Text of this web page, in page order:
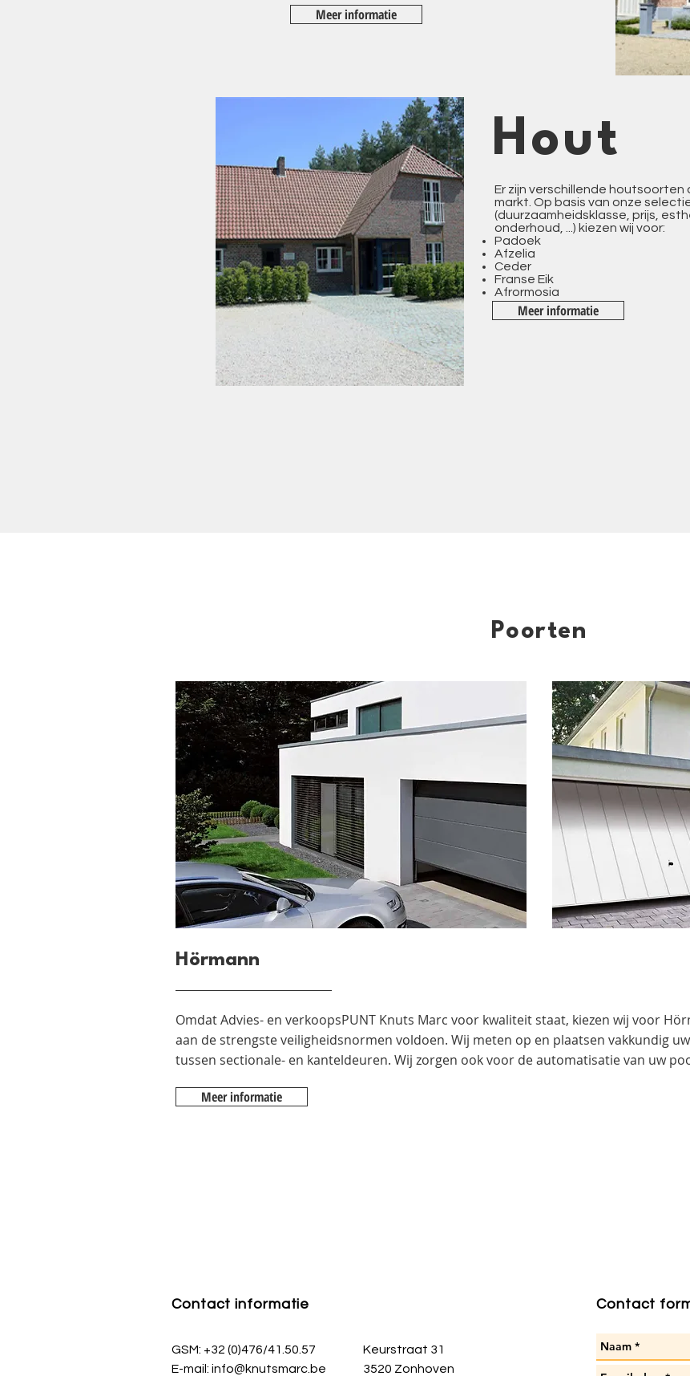
Meer informatie
Hout
Er zijn verschillende houtsoorten
markt. Op basis van onze
(duurzaamheidsklasse, prijs,
onderhoud, ...) kiezen wij voor:
Padoek
Afzelia
Ceder
Franse Eik
Afrormosia
Meer informatie
Poorten
Hörmann
Omdat Advies- en verkoopsPUNT Knuts Marc voor kwaliteit staat, kiezen wij voor
aan de strengste veiligheidsnormen voldoen. Wij meten op en plaatsen vakkundig
tussen sectionale- en kanteldeuren. Wij zorgen ook voor de automatisatie van uw
Meer informatie
Contact informatie
GSM: +32 (0)476/41.50.57
E-mail: info@knutsmarc.be
Keurstraat 31
3520 Zonhoven
Contact